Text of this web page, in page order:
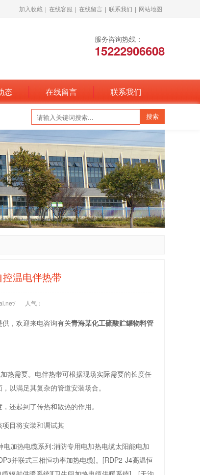
加入收藏 | 在线客服 | 在线留言 | 联系我们 | 网站地图
服务咨询热线：
15222906608
态 在线留言 联系我们
温电伴热带
人气：
，欢迎来电咨询有关青海某化工硫酸贮罐物料管
热需要。电伴热带可根据现场实际需要的长度任
以满足其复杂的管道安装场合。
还起到了传热和散热的作用。
目将安装和调试其
加热电缆系列:消防专用电加热电缆太阳能电加
并联式三相恒功率加热电缆]。[RDP2-J4高温恒